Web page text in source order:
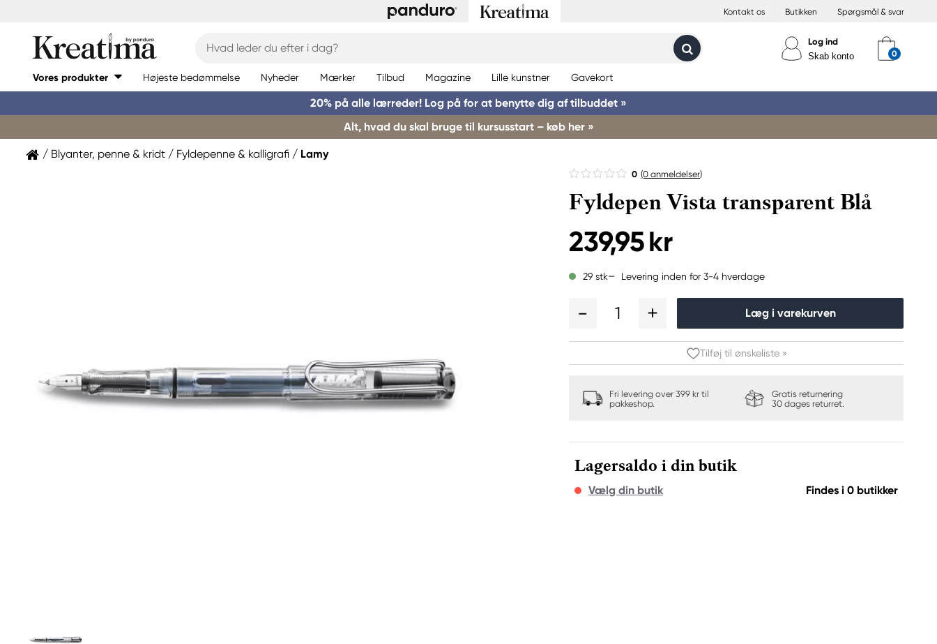
Kontakt os Butikken Spørgsmål & svar
Log ind
Skab konto
Vores produkter Højeste bedømmelse Nyheder Mærker Tilbud Magazine Lille kunstner Gavekort
20% på alle lærreder! Log på for at benytte dig af tilbuddet »
Alt, hvad du skal bruge til kursusstart – køb her »
Blyanter, penne & kridt Fyldepenne & kalligrafi Lamy
0 (0 anmeldelser)
Fyldepen Vista transparent Blå
239,95 kr
29 stk Levering inden for 3-4 hverdage
1 Læg i varekurven
Tilføj til ønskeliste »
Fri levering over 399 kr til
pakkeshop.
Gratis returnering
30 dages returret.
Lagersaldo i din butik
Vælg din butik Findes i 0 butikker